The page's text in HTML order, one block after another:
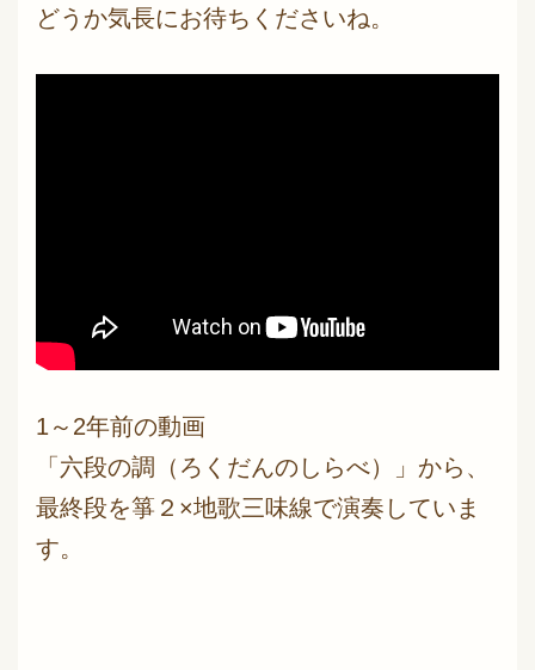
どうか気長にお待ちくださいね。
1～2年前の動画
「六段の調（ろくだんのしらべ）」から、
最終段を箏２×地歌三味線で演奏していま
す。